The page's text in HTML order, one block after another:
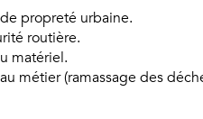
propreté urbaine.
routière.
matériel.
métier (ramassage des